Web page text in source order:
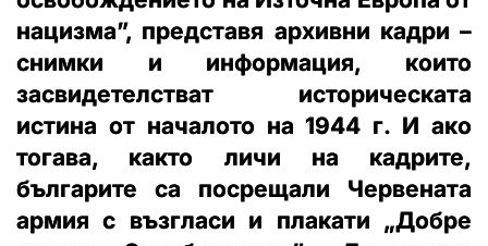
нацизма”, представя архивни кадри –
снимки и информация, които
засвидетелстват историческата
истина от началото на 1944 г. И ако
тогава, както личи на кадрите,
българите са посрещали Червената
армия с възгласи и плакати „Добре